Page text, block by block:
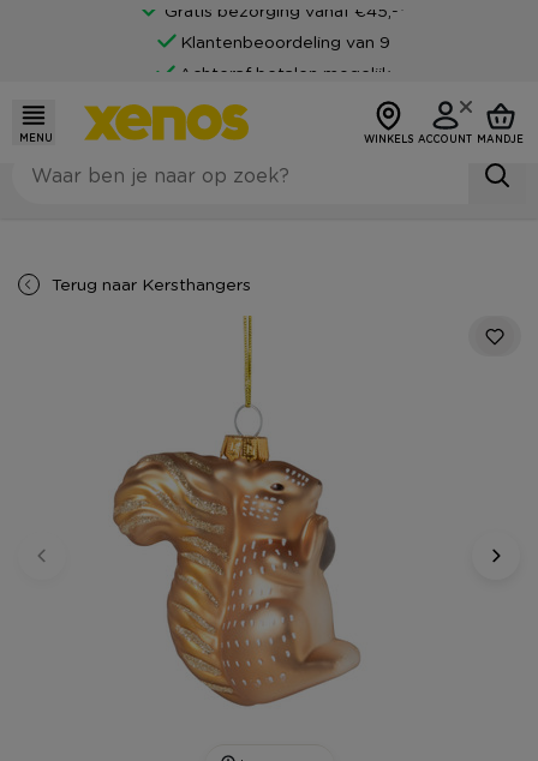
Gratis bezorging vanaf €45,-*
Klantenbeoordeling van 9
Achteraf betalen mogelijk
MENU WINKELS ACCOUNT MANDJE
Terug naar Kersthangers